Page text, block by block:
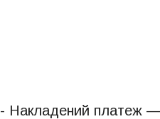
- Накладений платеж —